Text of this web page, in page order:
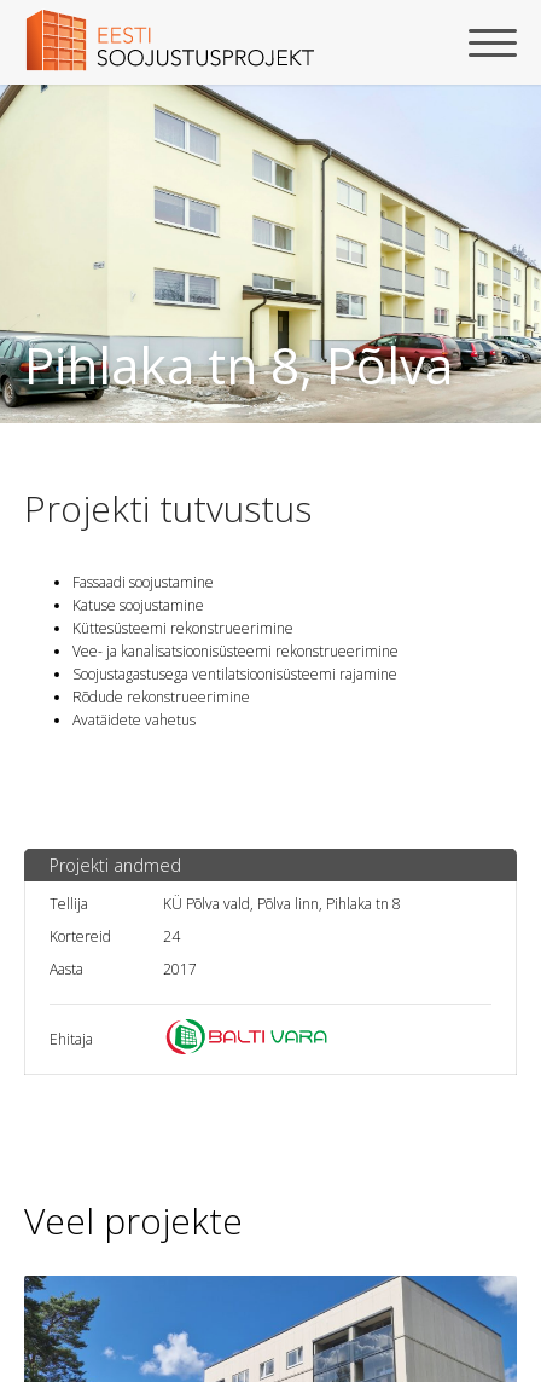
Pihlaka tn 8, Põlva
Projekti tutvustus
Fassaadi soojustamine
Katuse soojustamine
Küttesüsteemi rekonstrueerimine
Vee- ja kanalisatsioonisüsteemi rekonstrueerimine
Soojustagastusega ventilatsioonisüsteemi rajamine
Rõdude rekonstrueerimine
Avatäidete vahetus
Projekti andmed
Tellija
KÜ Põlva vald, Põlva linn, Pihlaka tn 8
Kortereid
24
Aasta
2017
Ehitaja
Veel projekte